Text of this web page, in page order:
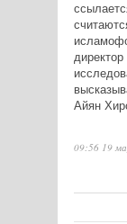
Айян
09:56 19